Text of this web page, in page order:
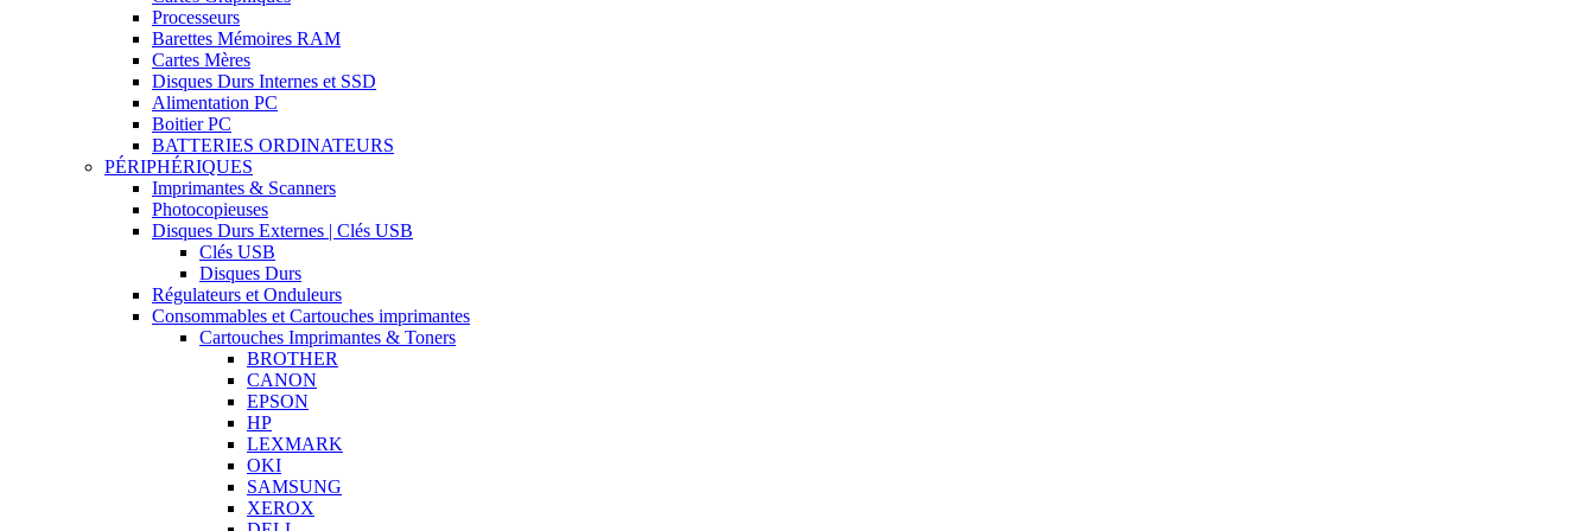
Processeurs
Barettes Mémoires RAM
Cartes Mères
Disques Durs Internes et SSD
Alimentation PC
Boitier PC
BATTERIES ORDINATEURS
PÉRIPHÉRIQUES
Imprimantes & Scanners
Photocopieuses
Disques Durs Externes | Clés USB
Clés USB
Disques Durs
Régulateurs et Onduleurs
Consommables et Cartouches imprimantes
Cartouches Imprimantes & Toners
BROTHER
CANON
EPSON
HP
LEXMARK
OKI
SAMSUNG
XEROX